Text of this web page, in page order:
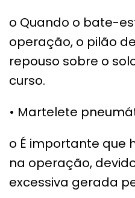
o Quando o bate-
operação, o pilão
repouso sobre o
curso.
• Martelete
o É importante que
na operação,
excessiva gerada